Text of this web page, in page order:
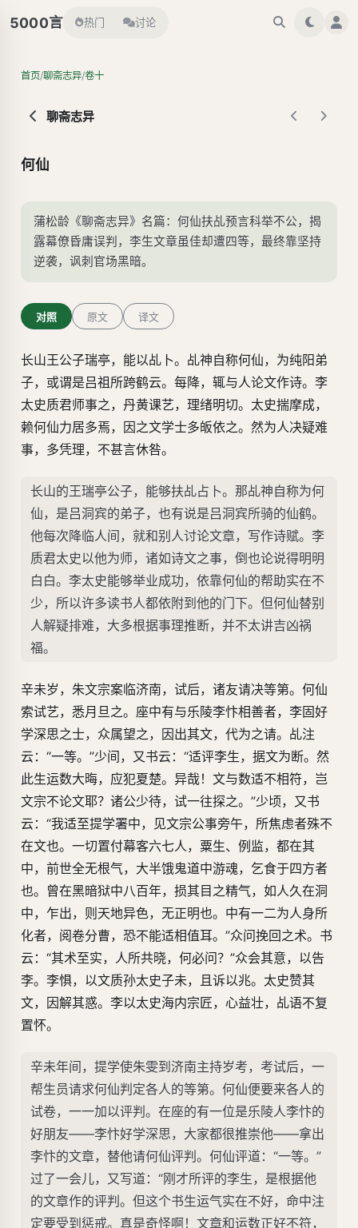
5000言 热门 讨论
首页/聊斋志异/卷十
聊斋志异
何仙
蒲松龄《聊斋志异》名篇：何仙扶乩预言科举不公，揭
露幕僚昏庸误判，李生文章虽佳却遭四等，最终靠坚持
逆袭，讽刺官场黑暗。
对照 原文 译文
长山王公子瑞亭，能以乩卜。乩神自称何仙，为纯阳弟
子，或谓是吕祖所跨鹤云。每降，辄与人论文作诗。李
太史质君师事之，丹黄课艺，理绪明切。太史揣摩成，
赖何仙力居多焉，因之文学士多皈依之。然为人决疑难
事，多凭理，不甚言休咎。
长山的王瑞亭公子，能够扶乩占卜。那乩神自称为何
仙，是吕洞宾的弟子，也有说是吕洞宾所骑的仙鹤。
他每次降临人间，就和别人讨论文章，写作诗赋。李
质君太史以他为师，诸如诗文之事，倒也论说得明明
白白。李太史能够举业成功，依靠何仙的帮助实在不
少，所以许多读书人都依附到他的门下。但何仙替别
人解疑排难，大多根据事理推断，并不太讲吉凶祸
福。
辛未岁，朱文宗案临济南，试后，诸友请决等第。何仙
索试艺，悉月旦之。座中有与乐陵李忭相善者，李固好
学深思之士，众属望之，因出其文，代为之请。乩注
云：“一等。”少间，又书云：“适评李生，据文为断。然
此生运数大晦，应犯夏楚。异哉！文与数适不相符，岂
文宗不论文耶？诸公少待，试一往探之。”少顷，又书
云：“我适至提学署中，见文宗公事旁午，所焦虑者殊不
在文也。一切置付幕客六七人，粟生、例监，都在其
中，前世全无根气，大半饿鬼道中游魂，乞食于四方者
也。曾在黑暗狱中八百年，损其目之精气，如人久在洞
中，乍出，则天地异色，无正明也。中有一二为人身所
化者，阅卷分曹，恐不能适相值耳。”众问挽回之术。书
云：“其术至实，人所共晓，何必问？”众会其意，以告
李。李惧，以文质孙太史子未，且诉以兆。太史赞其
文，因解其惑。李以太史海内宗匠，心益壮，乩语不复
置怀。
辛未年间，提学使朱雯到济南主持岁考，考试后，一
帮生员请求何仙判定各人的等第。何仙便要来各人的
试卷，一一加以评判。在座的有一位是乐陵人李忭的
好朋友——李忭好学深思，大家都很推崇他——拿出
李忭的文章，替他请何仙评判。何仙评道：“一等。”
过了一会儿，又写道：“刚才所评的李生，是根据他
的文章作的评判。但这个书生运气实在不好，命中注
定要受到惩戒。真是奇怪啊！文章和运数正好不符，